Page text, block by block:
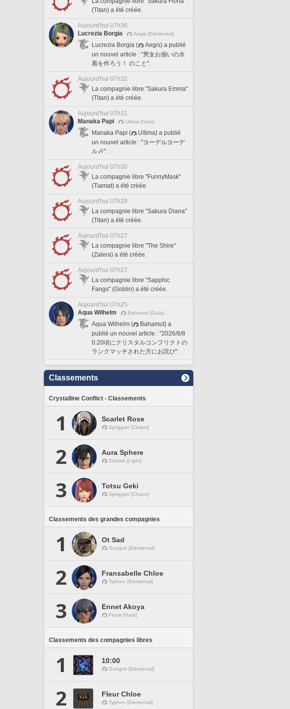
(Titan) a été créée.
Aujourd'hui 07h36
Lucrezia Borgia
Aegis [Elemental]
Lucrezia Borgia (
Aegis) a publié
un nouvel article : "男女お揃いの水
着を作ろう！ のこと".
Aujourd'hui 07h32
La compagnie libre "Sakura Emma"
(Titan) a été créée.
Aujourd'hui 07h31
Manaka Papi
Ultima [Gaia]
Manaka Papi (
Ultima) a publié
un nouvel article : "ヨーデルヨーデ
ル🎶".
Aujourd'hui 07h30
La compagnie libre "FunnyMask"
(Tiamat) a été créée.
Aujourd'hui 07h28
La compagnie libre "Sakura Diana"
(Titan) a été créée.
Aujourd'hui 07h27
La compagnie libre "The Shire"
(Zalera) a été créée.
Aujourd'hui 07h27
La compagnie libre "Sapphic
Fangs" (Goblin) a été créée.
Aujourd'hui 07h25
Aqua Wilhelm
Bahamut [Gaia]
Aqua Wilhelm (
Bahamut) a
publié un nouvel article : "2026/8/8
0:20頃にクリスタルコンフリクトの
ランクマッチされた方にお詫び".
Classements
Crystalline Conflict - Classements
1 Scarlet Rose
Spriggan [Chaos]
2 Aura Sphere
Zodiark [Light]
3 Totsu Geki
Spriggan [Chaos]
Classements des grandes compagnies
1 Ot Sad
Gungnir [Elemental]
2 Fransabelle Chloe
Typhon [Elemental]
3 Ennet Akoya
Fenrir [Gaia]
Classements des compagnies libres
1 10:00
Gungnir [Elemental]
2 Fleur Chloe
Typhon [Elemental]